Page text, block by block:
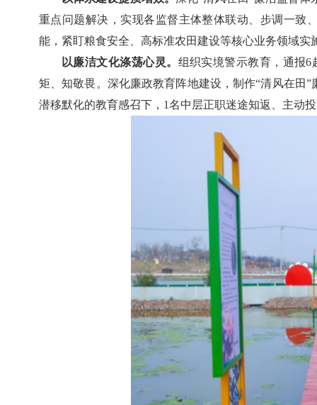
重点问题解决，实现各监督主体整体联动、步调一致
能，紧盯粮食安全、高标准农田建设等核心业务领域
以廉洁文化涤荡心灵。 组织实境警示教育，通报
矩、知敬畏。深化廉政教育阵地建设，制作“清风在田
潜移默化的教育感召下，1名中层正职迷途知返、主动